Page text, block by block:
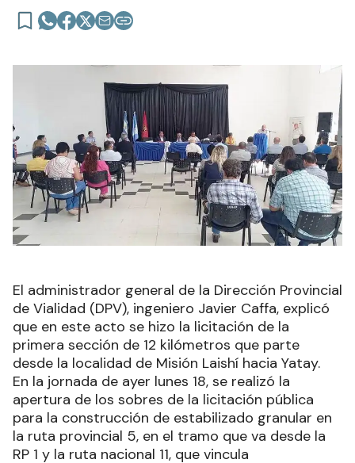
El administrador general de la Dirección Provincial
de Vialidad (DPV), ingeniero Javier Caffa, explicó
que en este acto se hizo la licitación de la
primera sección de 12 kilómetros que parte
desde la localidad de Misión Laishí hacia Yatay.
En la jornada de ayer lunes 18, se realizó la
apertura de los sobres de la licitación pública
para la construcción de estabilizado granular en
la ruta provincial 5, en el tramo que va desde la
RP 1 y la ruta nacional 11, que vincula